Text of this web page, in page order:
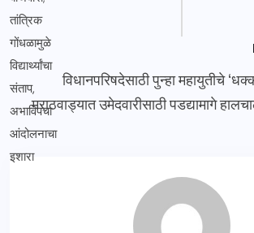
विधानपरिषदेसाठी पुन्हा महायुतीचे
मराठवाड्यात उमेदवारीसाठी पडद्यामागे